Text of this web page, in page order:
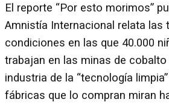
El reporte “Por esto morimos”
Amnistía Internacional relata las
condiciones en las que 40.000
trabajan en las minas de
industria de la “tecnología
fábricas que lo compran miran